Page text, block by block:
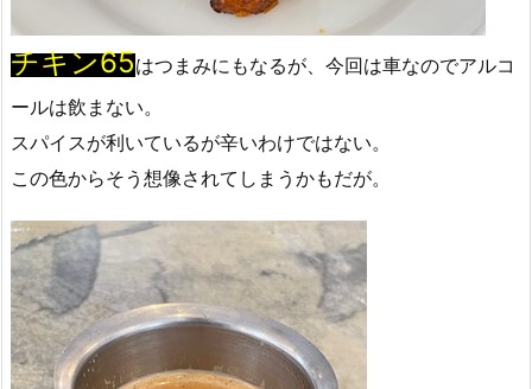
チキン65はつまみにもなるが、今回は車なのでアルコ
ールは飲まない。
スパイスが利いているが辛いわけではない。
この色からそう想像されてしまうかもだが。